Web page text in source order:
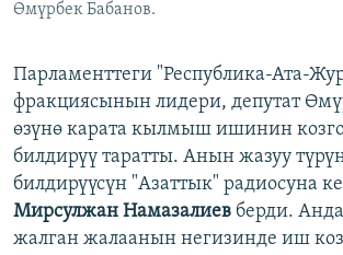
Өмүрбек Бабанов.
Парламенттеги "Республика-Ата-
фракциясынын лидери, депутат
өзүнө карата кылмыш ишинин
билдирүү таратты. Анын жазуу
билдирүүсүн "Азаттык" радиосуна
Мирсулжан Намазалиев берди.
жалган жалаанын негизинде иш